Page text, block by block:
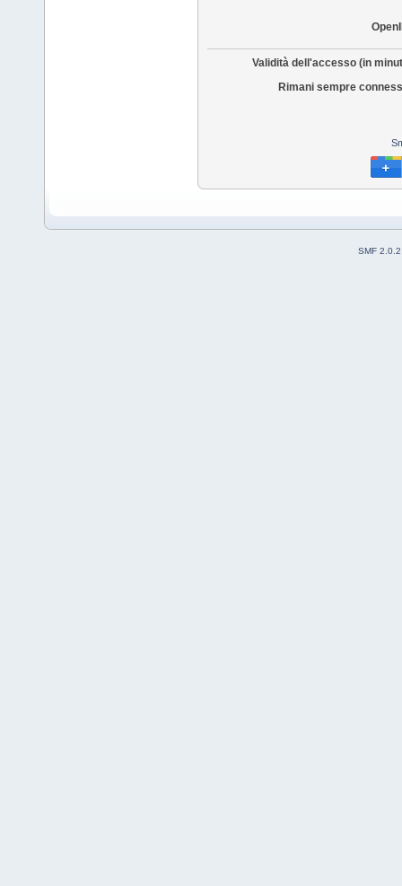
Validità dell'accesso (in
Rimani sempre
SMF 2.0.2